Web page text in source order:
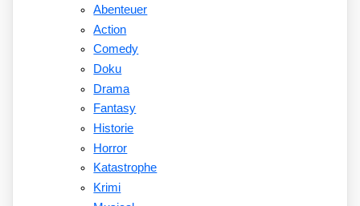
Abenteuer
Action
Comedy
Doku
Drama
Fantasy
Historie
Horror
Katastrophe
Krimi